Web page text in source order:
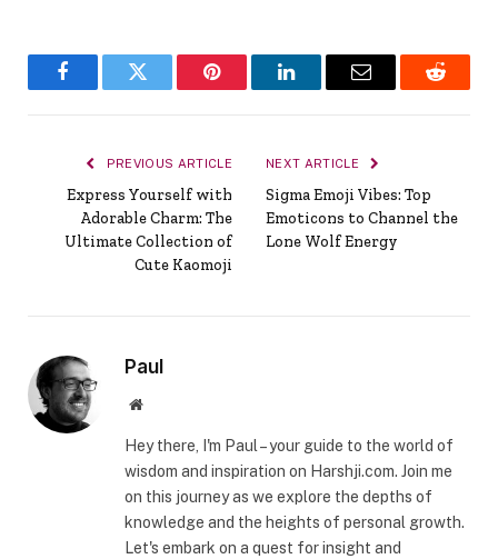
FacebookTwitter Pinterest LinkedInEmail Reddit
PREVIOUS ARTICLE
Express Yourself with
Adorable Charm: The
Ultimate Collection of
Cute Kaomoji
NEXT ARTICLE
Sigma Emoji Vibes: Top
Emoticons to Channel the
Lone Wolf Energy
Paul
Website
Hey there, I'm Paul – your guide to the world of
wisdom and inspiration on Harshji.com. Join me
on this journey as we explore the depths of
knowledge and the heights of personal growth.
Let's embark on a quest for insight and